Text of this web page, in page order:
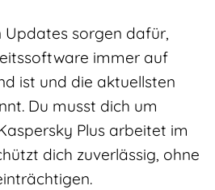
sorgen dafür,
immer auf
ist und die aktuellsten
Du musst dich um
Plus arbeitet im
dich zuverlässig, ohne